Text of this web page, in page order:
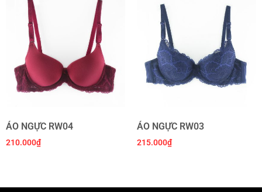
ÁO NGỰC RW04
210.000₫
ÁO NGỰC RW03
215.000₫